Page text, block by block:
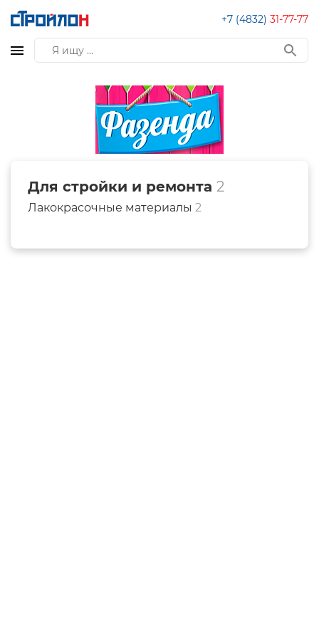
+7 (4832) 31-77-77
Для стройки и ремонта 2
Лакокрасочные материалы 2